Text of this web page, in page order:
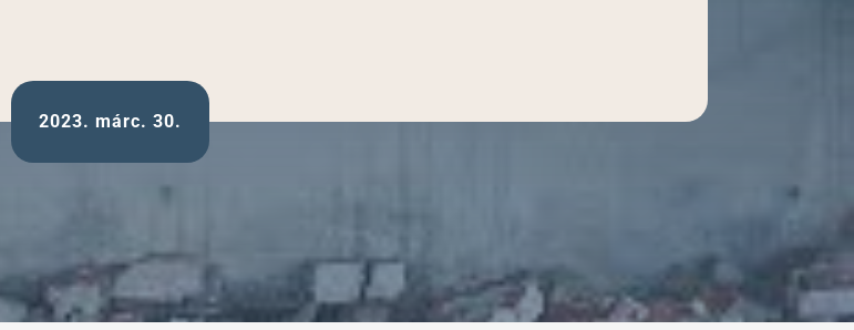
2023. márc. 30.